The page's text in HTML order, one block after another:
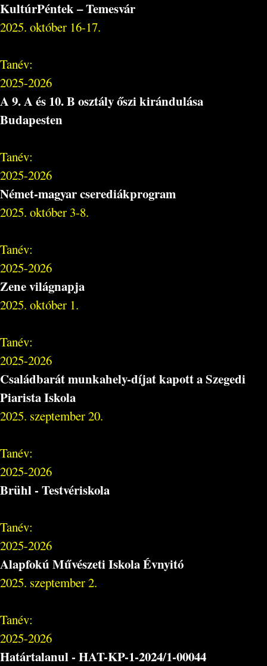
KultúrPéntek – Temesvár
2025. október 16-17.
Tanév:
2025-2026
A 9. A és 10. B osztály őszi kirándulása
Budapesten
Tanév:
2025-2026
Német-magyar cserediákprogram
2025. október 3-8.
Tanév:
2025-2026
Zene világnapja
2025. október 1.
Tanév:
2025-2026
Családbarát munkahely-díjat kapott a Szegedi
Piarista Iskola
2025. szeptember 20.
Tanév:
2025-2026
Brühl - Testvériskola
Tanév:
2025-2026
Alapfokú Művészeti Iskola Évnyitó
2025. szeptember 2.
Tanév:
2025-2026
Határtalanul - HAT-KP-1-2024/1-00044